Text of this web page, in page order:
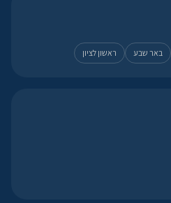
באר שבע ראשון לציון